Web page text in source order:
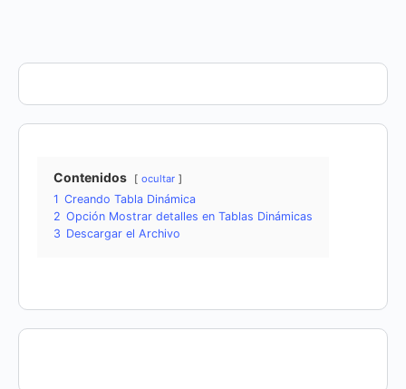
Contenidos ocultar
1 Creando Tabla Dinámica
2 Opción Mostrar detalles en Tablas Dinámicas
3 Descargar el Archivo